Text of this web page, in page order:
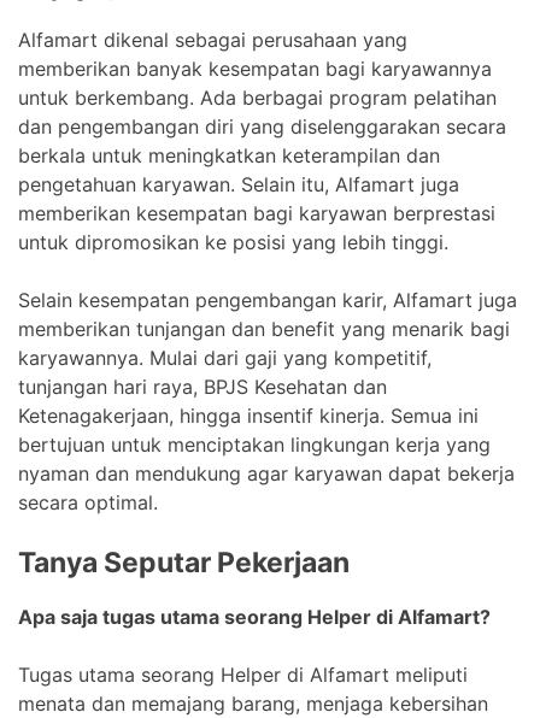
Alfamart dikenal sebagai perusahaan yang
memberikan banyak kesempatan bagi karyawannya
untuk berkembang. Ada berbagai program pelatihan
dan pengembangan diri yang diselenggarakan secara
berkala untuk meningkatkan keterampilan dan
pengetahuan karyawan. Selain itu, Alfamart juga
memberikan kesempatan bagi karyawan berprestasi
untuk dipromosikan ke posisi yang lebih tinggi.
Selain kesempatan pengembangan karir, Alfamart juga
memberikan tunjangan dan benefit yang menarik bagi
karyawannya. Mulai dari gaji yang kompetitif,
tunjangan hari raya, BPJS Kesehatan dan
Ketenagakerjaan, hingga insentif kinerja. Semua ini
bertujuan untuk menciptakan lingkungan kerja yang
nyaman dan mendukung agar karyawan dapat bekerja
secara optimal.
Tanya Seputar Pekerjaan
Apa saja tugas utama seorang Helper di Alfamart?
Tugas utama seorang Helper di Alfamart meliputi
menata dan memajang barang, menjaga kebersihan